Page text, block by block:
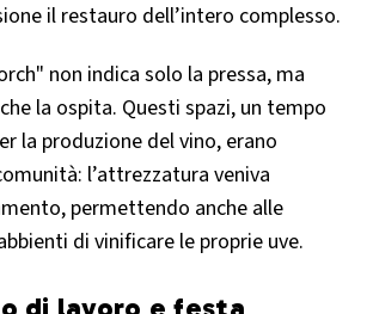
il restauro dell’intero complesso.
non indica solo la pressa, ma
la ospita. Questi spazi, un tempo
la produzione del vino, erano
l’attrezzatura veniva
permettendo anche alle
di vinificare le proprie uve.